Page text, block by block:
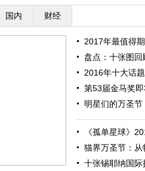
国内 财经
2017年最值得
盘点：十张图
2016年十大话
第53届金马奖
明星们的万圣
《孤单星球》
猫界万圣节：
十张锡耶纳国